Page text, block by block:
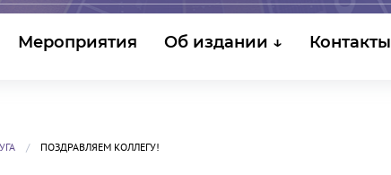
Мероприятия Об издании ↓ Контакты
ПОЗДРАВЛЯЕМ КОЛЛЕГУ!